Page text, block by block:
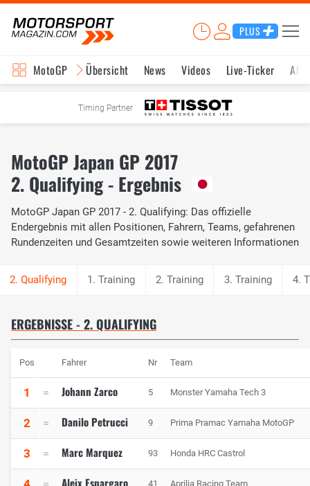
PLUS
MotoGP Übersicht News Videos Live-Ticker
Timing Partner
MotoGP Japan GP 2017
2. Qualifying - Ergebnis
MotoGP Japan GP 2017 - 2. Qualifying: Das offizielle
Endergebnis mit allen Positionen, Fahrern, Teams, gefahrenen
Rundenzeiten und Gesamtzeiten sowie weiteren Informationen
1. Training 2. Training 3. Training 4.
ERGEBNISSE - 2. QUALIFYING
Pos Fahrer Nr Team
1 Johann Zarco 5 Monster Yamaha Tech 3
2 Danilo Petrucci 9 Prima Pramac Yamaha MotoGP
3 Marc Marquez 93 Honda HRC Castrol
Aleix Espargaro 41 Aprilia Racing Team